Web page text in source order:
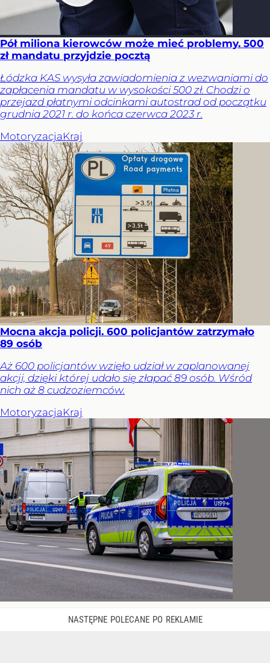
Pół miliona kierowców może mieć problemy. 500
zł mandatu przyjdzie pocztą
Łódzka KAS wysyła zawiadomienia z wezwaniami do
zapłacenia mandatu w wysokości 500 zł. Chodzi o
przejazd płatnymi odcinkami autostrad od początku
grudnia 2021 r. do końca czerwca 2023 r.
MotoryzacjaKraj
Mocna akcja policji. 600 policjantów zatrzymało
89 osób
Aż 600 policjantów wzięło udział w zaplanowanej
akcji, dzięki której udało się złapać 89 osób. Wśród
nich aż 8 cudzoziemców.
MotoryzacjaKraj